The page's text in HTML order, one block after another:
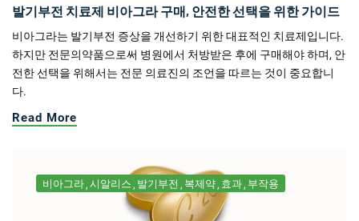
발기부전 치료제 비아그라 구매, 안전한 선택을 위한 가이드
비아그라는 발기부전 증상을 개선하기 위한 대표적인 치료제입니다.
하지만 전문의약품으로써 병원에서 처방받은 후에 구매해야 하며, 안
전한 선택을 위해서는 전문 의료진의 조언을 따르는 것이 중요합니
다.
Read More
비아그라 시알리스 발기부전 복제약 효과 부작용